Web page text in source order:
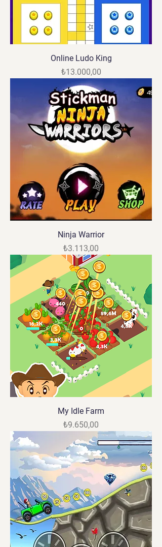
Online Ludo King
Fiyat
₺13.000,00
Ninja Warrior
Fiyat
₺3.113,00
My Idle Farm
Fiyat
₺9.650,00